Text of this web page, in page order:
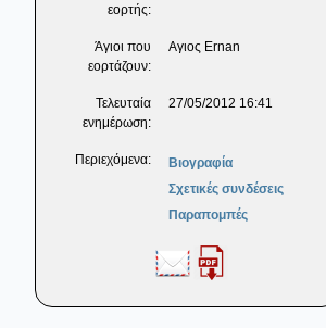
εορτής:
Άγιοι που
εορτάζουν:
Αγιος Ernan
Τελευταία
ενημέρωση:
27/05/2012 16:41
Περιεχόμενα:
Βιογραφία
Σχετικές συνδέσεις
Παραπομπές